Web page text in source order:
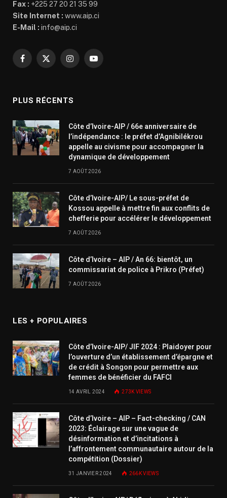
Fax : +225 27 20 21 35 99
Site Internet : www.aip.ci
E-Mail : info@aip.ci
Facebook
X
InstagramYouTube
PLUS RÉCENTS
Côte d’Ivoire-AIP / 66e anniversaire de
l’indépendance : le préfet d’Agnibilékrou
appelle au civisme pour accompagner la
dynamique de développement
7 AOÛT 2026
Côte d’Ivoire-AIP/ Le sous-préfet de
Kossou appelle à mettre fin aux conflits de
chefferie pour accélérer le développement
7 AOÛT 2026
Côte d’Ivoire – AIP / An 66: bientôt, un
commissariat de police à Prikro (Préfet)
7 AOÛT 2026
LES + POPULAIRES
Côte d’Ivoire-AIP/ JIF 2024 : Plaidoyer pour
l’ouverture d’un établissement d’épargne et
de crédit à Songon pour permettre aux
femmes de bénéficier du FAFCI
14 AVRIL 2024 273K VIEWS
Côte d’Ivoire – AIP – Fact-checking / CAN
2023: Éclairage sur une vague de
désinformation et d’incitations à
l’affrontement communautaire autour de la
compétition (Dossier)
31 JANVIER 2024 266KVIEWS